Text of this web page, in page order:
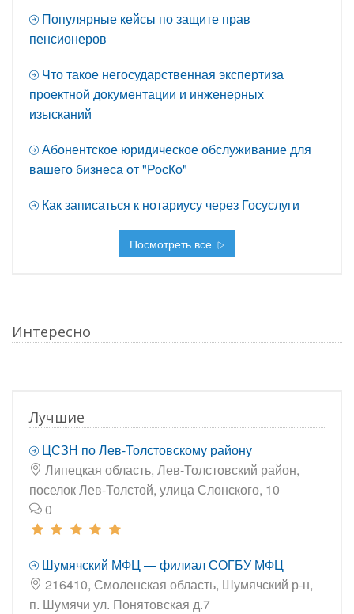
Популярные кейсы по защите прав
пенсионеров
Что такое негосударственная экспертиза
проектной документации и инженерных
изысканий
Абонентское юридическое обслуживание для
вашего бизнеса от "РосКо"
Как записаться к нотариусу через Госуслуги
Посмотреть все
Интересно
Лучшие
ЦСЗН по Лев-Толстовскому району
Липецкая область, Лев-Толстовский район,
поселок Лев-Толстой, улица Слонского, 10
0
Шумячский МФЦ — филиал СОГБУ МФЦ
216410, Смоленская область, Шумячский р-н,
п. Шумячи ул. Понятовская д.7